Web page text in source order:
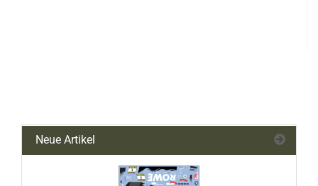
Neue Artikel